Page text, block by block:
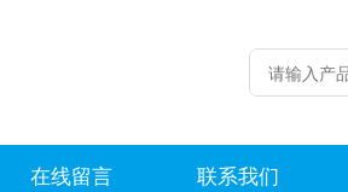
在线留言 联系我们